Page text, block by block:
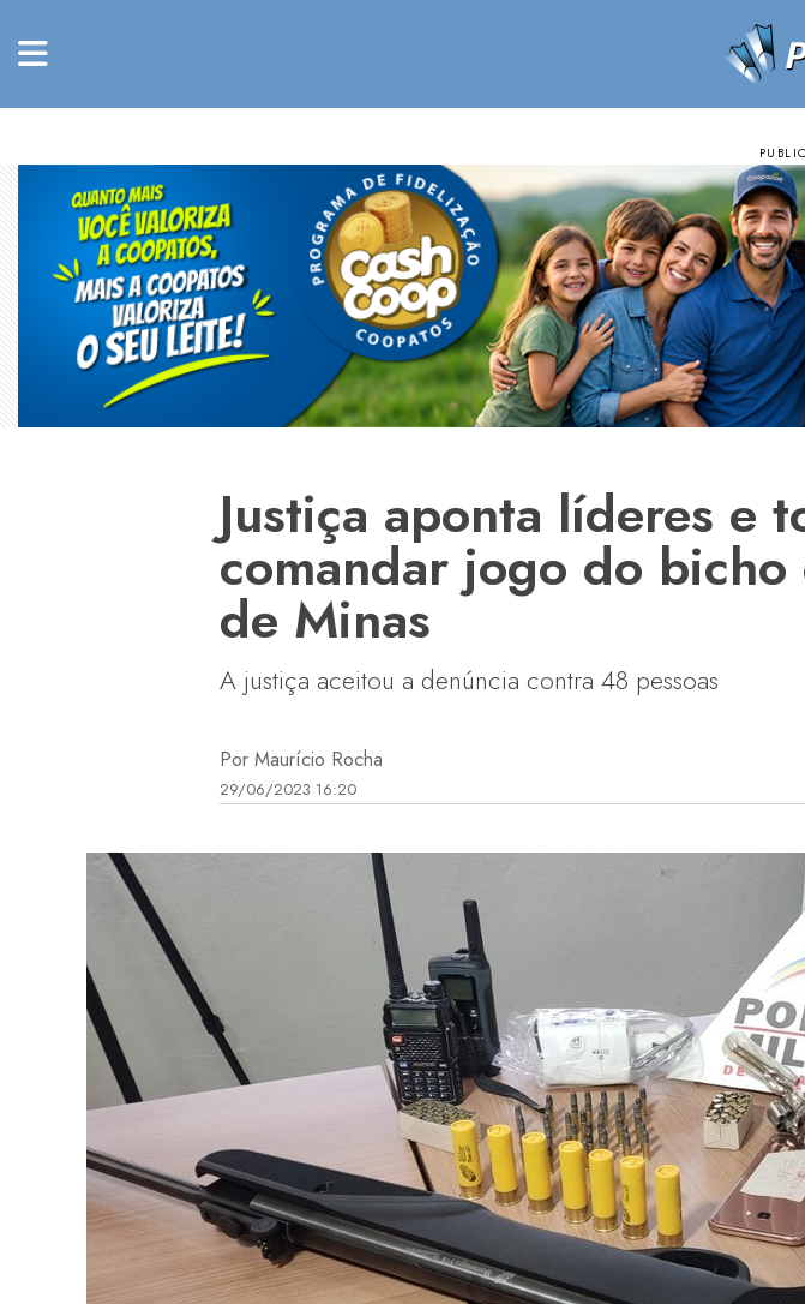
Justiça aponta líderes e
comandar jogo do bicho
de Minas
A justiça aceitou a denúncia contra 48 pessoas
Por Maurício Rocha
29/06/2023 16:20